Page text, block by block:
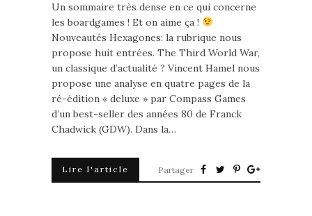
Un sommaire très dense en ce qui concerne
les boardgames ! Et on aime ça !
Nouveautés Hexagones: la rubrique nous
propose huit entrées. The Third World War,
un classique d’actualité ? Vincent Hamel nous
propose une analyse en quatre pages de la
ré-édition « deluxe » par Compass Games
d’un best-seller des années 80 de Franck
Chadwick (GDW). Dans la…
Lire l'article Partager